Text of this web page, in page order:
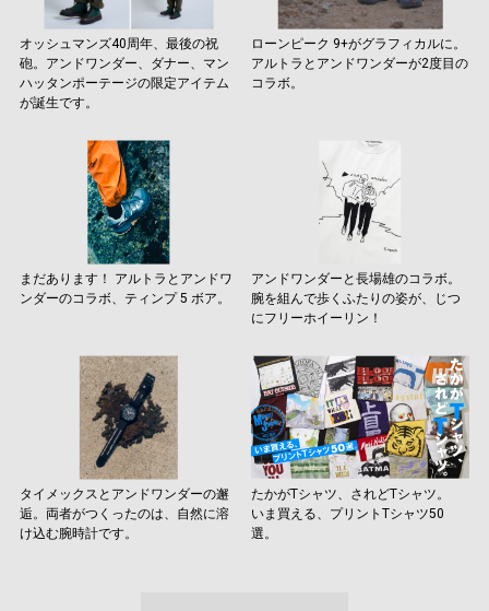
オッシュマンズ40周年、最後の祝
砲。アンドワンダー、ダナー、マン
ハッタンポーテージの限定アイテム
が誕生です。
ローンピーク 9+がグラフィカルに。
アルトラとアンドワンダーが2度目の
コラボ。
まだあります！ アルトラとアンドワ
ンダーのコラボ、ティンプ 5 ボア。
アンドワンダーと長場雄のコラボ。
腕を組んで歩くふたりの姿が、じつ
にフリーホイーリン！
タイメックスとアンドワンダーの邂
逅。両者がつくったのは、自然に溶
け込む腕時計です。
たかがTシャツ、されどTシャツ。
いま買える、プリントTシャツ50
選。